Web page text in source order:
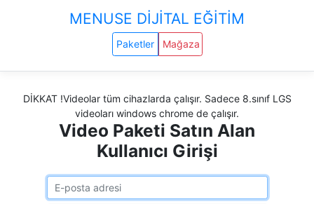
MENUSE DİJİTAL EĞİTİM
Paketler Mağaza
DİKKAT !Videolar tüm cihazlarda çalışır. Sadece 8.sınıf LGS
videoları windows chrome de çalışır.
Video Paketi Satın Alan
Kullanıcı Girişi